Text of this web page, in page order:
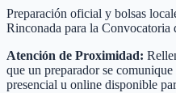
Preparación oficial y bolsas
Rinconada para la Convocatoria
Atención de Proximidad:
que un preparador se
presencial u online disponible